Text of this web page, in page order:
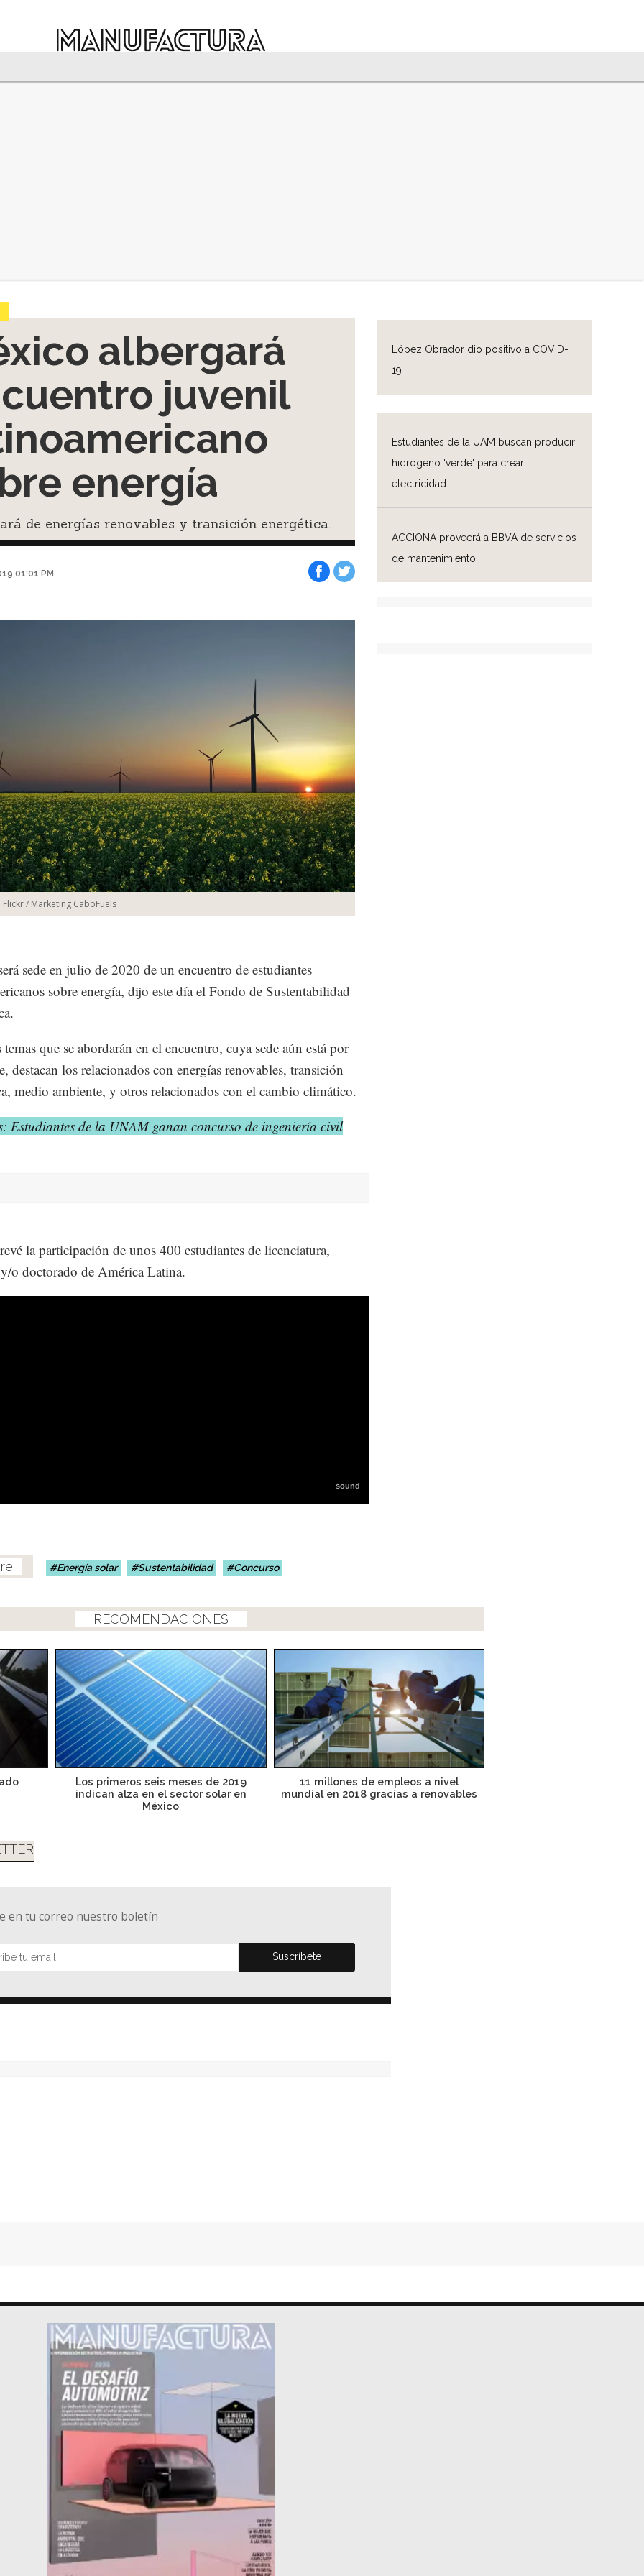
López Obrador dio positivo a COVID-
19
Estudiantes de la UAM buscan producir
hidrógeno 'verde' para crear
electricidad
ACCIONA proveerá a BBVA de servicios
de mantenimiento
albergará
juvenil
energía
de energías renovables y transición energética.
01:01 PM
/ Marketing CaboFuels
sede en julio de 2020 de un encuentro de estudiantes
sobre energía, dijo este día el Fondo de Sustentabilidad
que se abordarán en el encuentro, cuya sede aún está por
destacan los relacionados con energías renovables, transición
medio ambiente, y otros relacionados con el cambio climático.
Estudiantes de la UNAM ganan concurso de ingeniería civil
la participación de unos 400 estudiantes de licenciatura,
o doctorado de América Latina.
Energía solar Sustentabilidad Concurso
RECOMENDACIONES
Los primeros seis meses de 2019
indican alza en el sector solar en
México
11 millones de empleos a nivel
mundial en 2018 gracias a renovables
en tu correo nuestro boletín